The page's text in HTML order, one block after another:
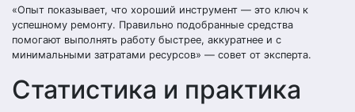
«Опыт показывает, что хороший инструмент — это ключ к
успешному ремонту. Правильно подобранные средства
помогают выполнять работу быстрее, аккуратнее и с
минимальными затратами ресурсов» — совет от эксперта.
Статистика и практика